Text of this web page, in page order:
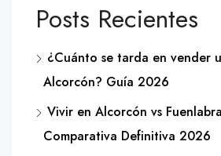
Posts Recientes
¿Cuánto se tarda en vender
Alcorcón? Guía 2026
Vivir en Alcorcón vs
Comparativa Definitiva 2026